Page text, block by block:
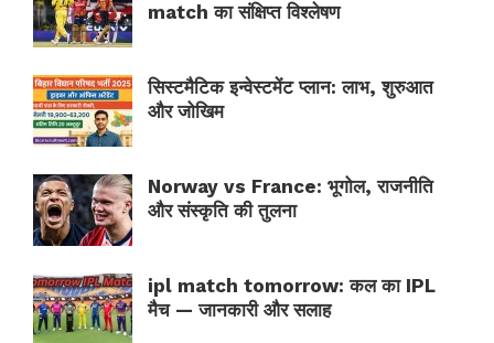
match का संक्षिप्त विश्लेषण
सिस्टमैटिक इन्वेस्टमेंट प्लान: लाभ, शुरुआत
और जोखिम
Norway vs France: भूगोल, राजनीति
और संस्कृति की तुलना
ipl match tomorrow: कल का IPL
मैच — जानकारी और सलाह